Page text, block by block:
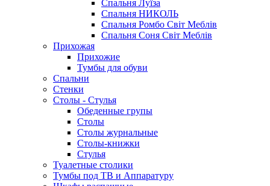
Спальня Луїза
Спальня НИКОЛЬ
Спальня Ромбо Світ Меблів
Спальня Соня Світ Меблів
Прихожая
Прихожие
Тумбы для обуви
Спальни
Стенки
Столы - Стулья
Обеденные групы
Столы
Столы журнальные
Столы-книжки
Стулья
Туалетные столики
Тумбы под ТВ и Аппаратуру